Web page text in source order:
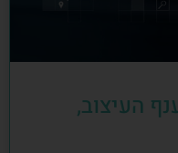
העיצוב,